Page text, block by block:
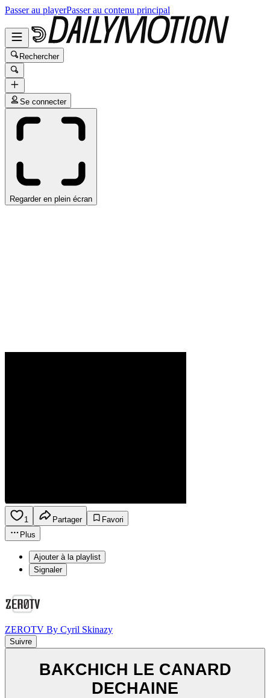
Passer au playerPasser au contenu principal
Rechercher
Se connecter
Regarder en plein écran
1 Partager
Favori
Plus
Ajouter à la playlist
Signaler
ZEROTV By Cyril Skinazy
Suivre
BAKCHICH LE CANARD
DECHAINE